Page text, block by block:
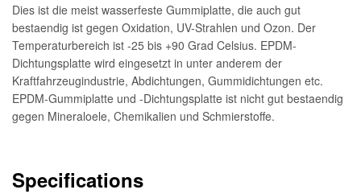
Dies ist die meist wasserfeste Gummiplatte, die auch gut
bestaendig ist gegen Oxidation, UV-Strahlen und Ozon. Der
Temperaturbereich ist -25 bis +90 Grad Celsius. EPDM-
Dichtungsplatte wird eingesetzt in unter anderem der
Kraftfahrzeugindustrie, Abdichtungen, Gummidichtungen etc.
EPDM-Gummiplatte und -Dichtungsplatte ist nicht gut bestaendig
gegen Mineraloele, Chemikalien und Schmierstoffe.
Specifications